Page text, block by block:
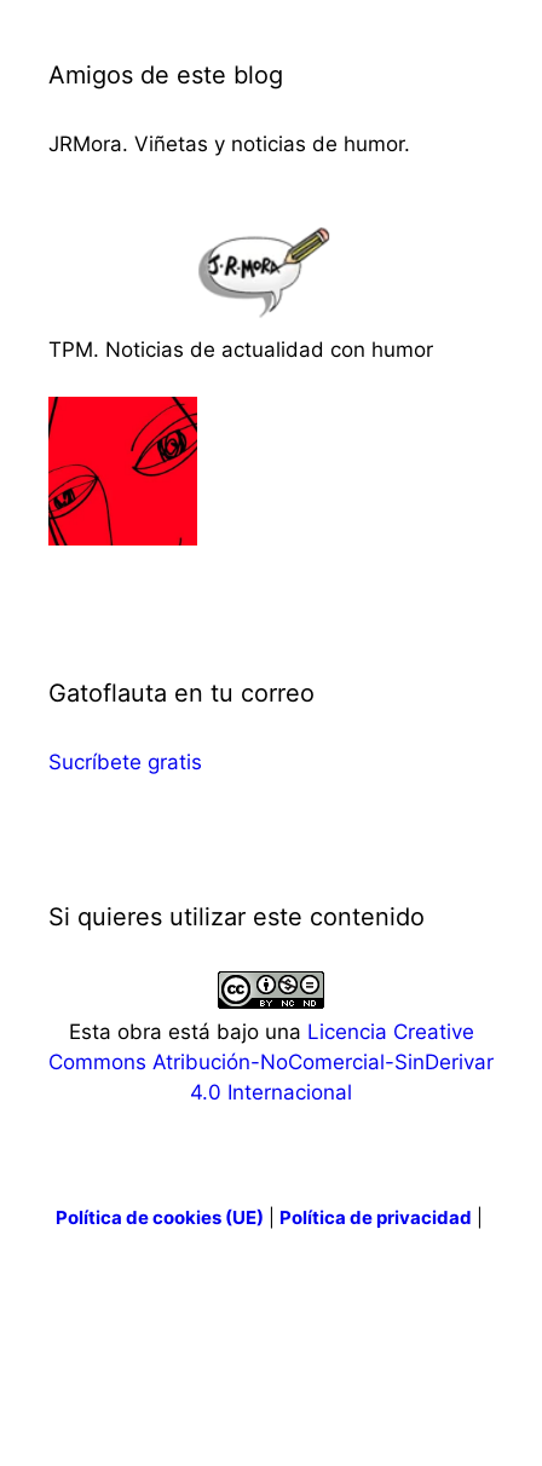
Amigos de este blog
JRMora. Viñetas y noticias de humor.
TPM. Noticias de actualidad con humor
Gatoflauta en tu correo
Sucríbete gratis
Si quieres utilizar este contenido
Esta obra está bajo una Licencia Creative
Commons Atribución-NoComercial-SinDerivar
4.0 Internacional
Política de cookies (UE) Política de privacidad